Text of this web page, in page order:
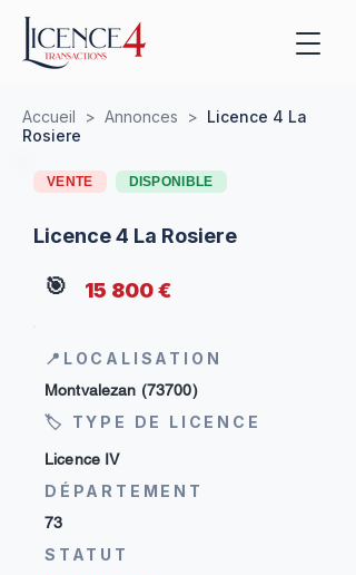
Accueil > Annonces > Licence 4 La
Rosiere
VENTE DISPONIBLE
Licence 4 La Rosiere
🎯 15 800 €
📍LOCALISATION
Montvalezan (73700)
🏷 TYPE DE LICENCE
Licence IV
DÉPARTEMENT
73
STATUT